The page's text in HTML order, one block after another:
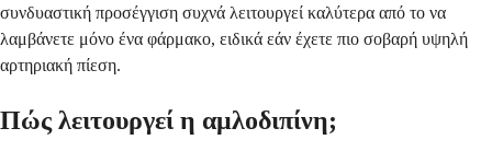
συνδυαστική προσέγγιση συχνά λειτουργεί καλύτερα από το να
λαμβάνετε μόνο ένα φάρμακο, ειδικά εάν έχετε πιο σοβαρή υψηλή
αρτηριακή πίεση.
Πώς λειτουργεί η αμλοδιπίνη;